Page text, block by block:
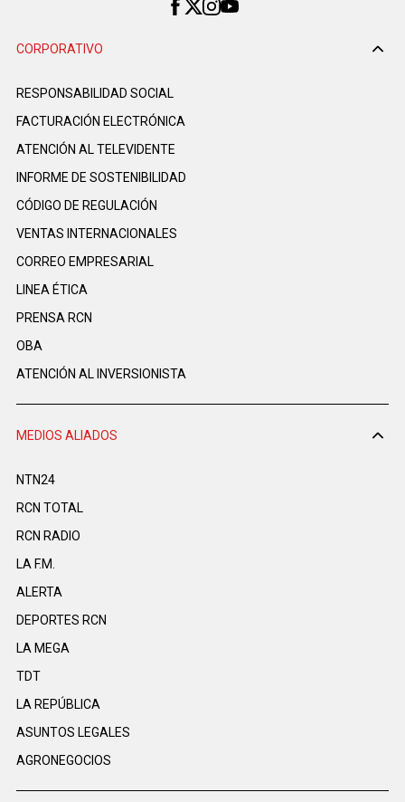
CORPORATIVO
RESPONSABILIDAD SOCIAL
FACTURACIÓN ELECTRÓNICA
ATENCIÓN AL TELEVIDENTE
INFORME DE SOSTENIBILIDAD
CÓDIGO DE REGULACIÓN
VENTAS INTERNACIONALES
CORREO EMPRESARIAL
LINEA ÉTICA
PRENSA RCN
OBA
ATENCIÓN AL INVERSIONISTA
MEDIOS ALIADOS
NTN24
RCN TOTAL
RCN RADIO
LA F.M.
ALERTA
DEPORTES RCN
LA MEGA
TDT
LA REPÚBLICA
ASUNTOS LEGALES
AGRONEGOCIOS